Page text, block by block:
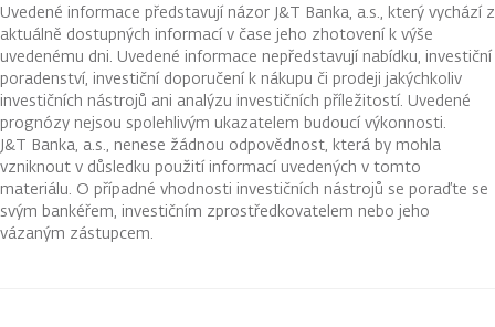
Uvedené informace představují názor J&T Banka, a.s., který vychází z
aktuálně dostupných informací v čase jeho zhotovení k výše
uvedenému dni. Uvedené informace nepředstavují nabídku, investiční
poradenství, investiční doporučení k nákupu či prodeji jakýchkoliv
investičních nástrojů ani analýzu investičních příležitostí. Uvedené
prognózy nejsou spolehlivým ukazatelem budoucí výkonnosti.
J&T Banka, a.s., nenese žádnou odpovědnost, která by mohla
vzniknout v důsledku použití informací uvedených v tomto
materiálu. O případné vhodnosti investičních nástrojů se poraďte se
svým bankéřem, investičním zprostředkovatelem nebo jeho
vázaným zástupcem.